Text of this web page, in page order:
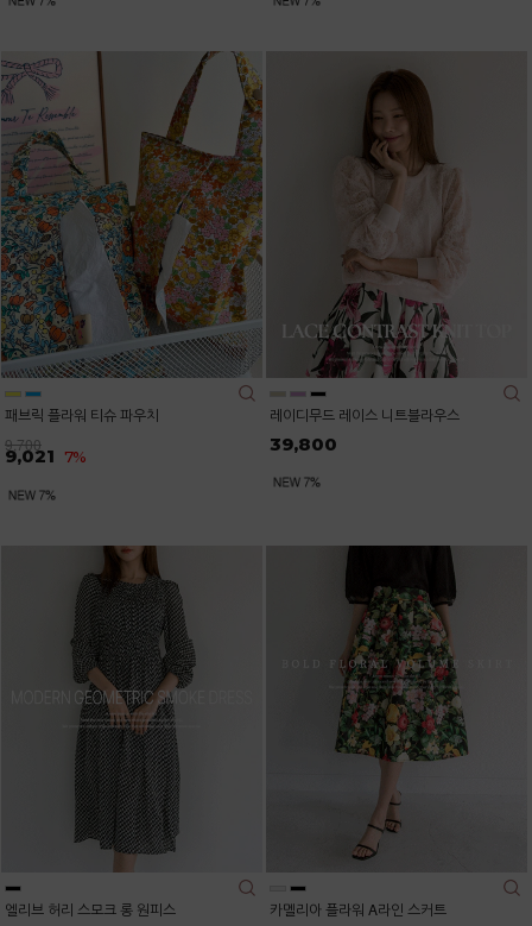
패브릭 플라워 티슈 파우치
9,700
9,021 7%
레이디무드 레이스 니트블라우스
39,800
엘리브 허리 스모크 롱 원피스
카멜리아 플라워 A라인 스커트